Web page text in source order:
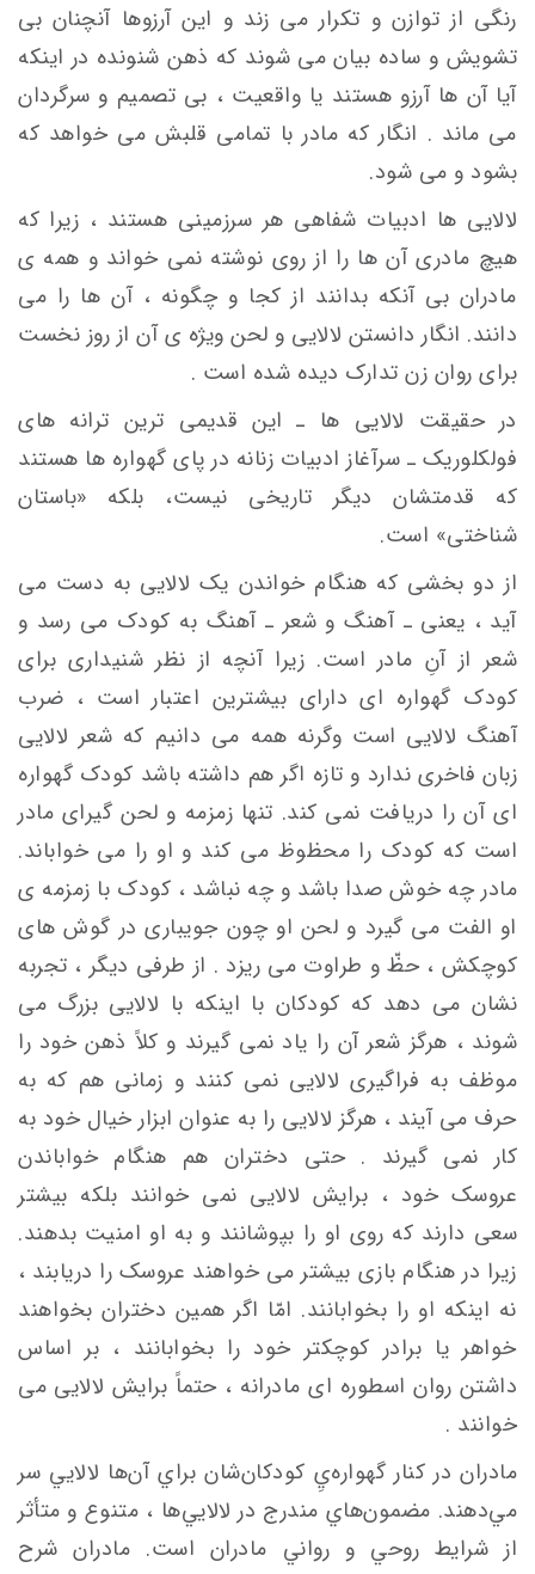
رنگی از توازن و تکرار می زند و این آرزوها آنچنان بی
تشویش و ساده بیان می شوند که ذهن شنونده در اینکه
آیا آن ها آرزو هستند یا واقعیت ، بی تصمیم و سرگردان
می ماند . انگار که مادر با تمامی قلبش می خواهد که
بشود و می شود.
لالایی ها ادبیات شفاهی هر سرزمینی هستند ، زیرا که
هیچ مادری آن ها را از روی نوشته نمی خواند و همه ی
مادران بی آنکه بدانند از کجا و چگونه ، آن ها را می
دانند. انگار دانستن لالایی و لحن ویژه ی آن از روز نخست
برای روان زن تدارک دیده شده است .
در حقیقت لالایی ها ـ این قدیمی ترین ترانه های
فولکلوریک ـ سرآغاز ادبیات زنانه در پای گهواره ها هستند
که قدمتشان دیگر تاریخی نیست، بلکه «باستان
شناختی» است.
از دو بخشی که هنگام خواندن یک لالایی به دست می
آید ، یعنی ـ آهنگ و شعر ـ آهنگ به کودک می رسد و
شعر از آنِ مادر است. زیرا آنچه از نظر شنیداری برای
کودک گهواره ای دارای بیشترین اعتبار است ، ضرب
آهنگ لالایی است وگرنه همه می دانیم که شعر لالایی
زبان فاخری ندارد و تازه اگر هم داشته باشد کودک گهواره
ای آن را دریافت نمی کند. تنها زمزمه و لحن گیرای مادر
است که کودک را محظوظ می کند و او را می خواباند.
مادر چه خوش صدا باشد و چه نباشد ، کودک با زمزمه ی
او الفت می گیرد و لحن او چون جویباری در گوش های
کوچکش ، حظّ و طراوت می ریزد . از طرفی دیگر ، تجربه
نشان می دهد که کودکان با اینکه با لالایی بزرگ می
شوند ، هرگز شعر آن را یاد نمی گیرند و کلاً ذهن خود را
موظف به فراگیری لالایی نمی کنند و زمانی هم که به
حرف می آیند ، هرگز لالایی را به عنوان ابزار خیال خود به
کار نمی گیرند . حتی دختران هم هنگام خواباندن
عروسک خود ، برایش لالایی نمی خوانند بلکه بیشتر
سعی دارند که روی او را بپوشانند و به او امنیت بدهند.
زیرا در هنگام بازی بیشتر می خواهند عروسک را دریابند ،
نه اینکه او را بخوابانند. امّا اگر همین دختران بخواهند
خواهر یا برادر کوچکتر خود را بخوابانند ، بر اساس
داشتن روان اسطوره ای مادرانه ، حتماً برایش لالایی می
خوانند .
مادران در كنار گهواره‌يِ كودكان‌شان براي آن‌ها لالايي سر
مي‌دهند. مضمون‌هاي مندرج در لالايي‌ها ، متنوع و متأثر
از شرايط روحي و رواني مادران است. مادران شرح